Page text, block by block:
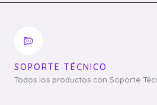
SOPORTE TÉCNICO
Todos los productos con Soporte